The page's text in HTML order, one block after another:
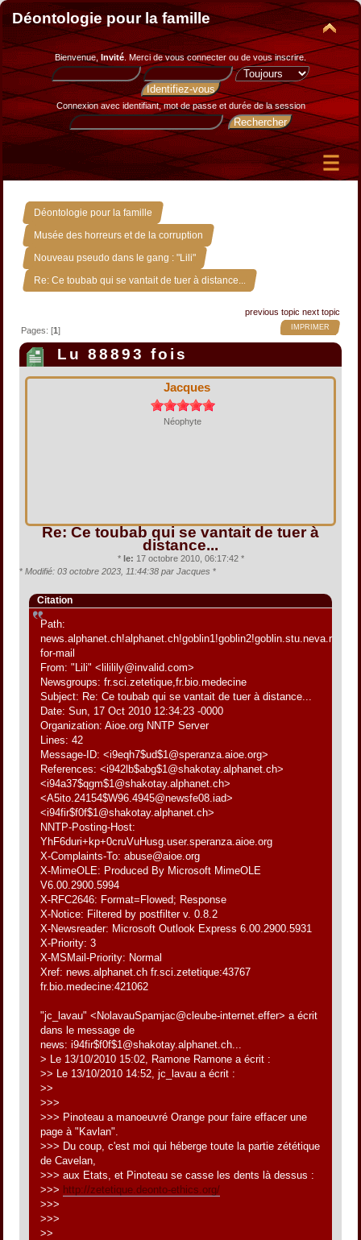
Déontologie pour la famille
Bienvenue, Invité. Merci devous connecter ou de vous inscrire.
Connexion avec identifiant, mot de passe et durée de la session
Déontologie pour la famille »
Musée des horreurs et de la corruption »
Nouveau pseudo dans le gang : "Lili" »
Re: Ce toubab qui se vantait de tuer à distance...
previous topic next topic
IMPRIMER
Pages: [1]
Lu 88893 fois
Jacques
Néophyte
Re: Ce toubab qui se vantait de tuer à
distance...
* le: 17 octobre 2010, 06:17:42 *
* Modifié: 03 octobre 2023, 11:44:38 par Jacques *
Citation
Path:
for-mail
From: "Lili" <lililily@invalid.com>
Newsgroups: fr.sci.zetetique,fr.bio.medecine
Subject: Re: Ce toubab qui se vantait de tuer à distance...
Date: Sun, 17 Oct 2010 12:34:23 -0000
Organization: Aioe.org NNTP Server
Lines: 42
Message-ID: <i9eqh7$ud$1@speranza.aioe.org>
References: <i942lb$abg$1@shakotay.alphanet.ch>
<i94a37$qgm$1@shakotay.alphanet.ch>
<A5ito.24154$W96.4945@newsfe08.iad>
<i94fir$f0f$1@shakotay.alphanet.ch>
NNTP-Posting-Host:
YhF6duri+kp+0cruVuHusg.user.speranza.aioe.org
X-Complaints-To: abuse@aioe.org
X-MimeOLE: Produced By Microsoft MimeOLE
V6.00.2900.5994
X-RFC2646: Format=Flowed; Response
X-Notice: Filtered by postfilter v. 0.8.2
X-Newsreader: Microsoft Outlook Express 6.00.2900.5931
X-Priority: 3
X-MSMail-Priority: Normal
Xref: news.alphanet.ch fr.sci.zetetique:43767
fr.bio.medecine:421062
"jc_lavau" <NolavauSpamjac@cleube-internet.effer> a écrit
dans le message de
news: i94fir$f0f$1@shakotay.alphanet.ch...
> Le 13/10/2010 15:02, Ramone Ramone a écrit :
>> Le 13/10/2010 14:52, jc_lavau a écrit :
>>
>>>
>>> Pinoteau a manoeuvré Orange pour faire effacer une
page à "Kavlan".
>>> Du coup, c'est moi qui héberge toute la partie zététique
de Cavelan,
>>> aux Etats, et Pinoteau se casse les dents là dessus :
>>> http://zetetique.deonto-ethics.org/
>>>
>>>
>>